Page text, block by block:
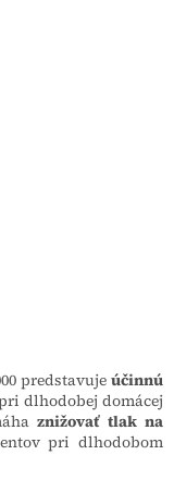
predstavuje účinnú
dlhodobej domácej
znižovať tlak na
pri dlhodobom